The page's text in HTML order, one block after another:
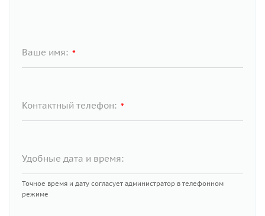
Ваше имя: *
Контактный телефон: *
Удобные дата и время:
Точное время и дату согласует администратор в телефонном
режиме